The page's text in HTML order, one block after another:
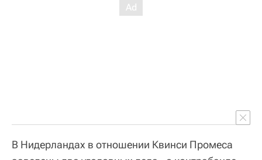
В Нидерландах в отношении Квинси Промеса